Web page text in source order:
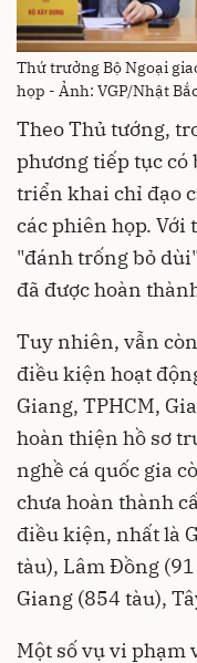
Thứ trưởng Bộ Ngoại
họp - Ảnh: VGP/Nhật
Theo Thủ tướng,
phương tiếp tục
triển khai chỉ đạo
các phiên họp.
"đánh trống bỏ
đã được hoàn
Tuy nhiên, vẫn
điều kiện hoạt
Giang, TPHCM,
hoàn thiện hồ sơ
nghề cá quốc gia
chưa hoàn thành
điều kiện, nhất là
tàu), Lâm Đồng
Giang (854 tàu),
Một số vụ vi phạm